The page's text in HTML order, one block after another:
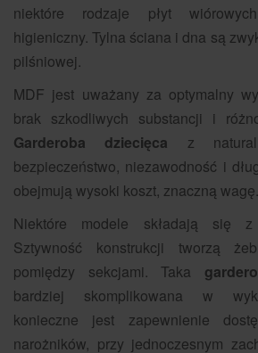
niektóre rodzaje płyt
higieniczny. Tylna ściana i dna są
pilśniowej.
MDF jest uważany za optymalny
brak szkodliwych substancji i
Garderoba dziecięca z
bezpieczeństwo, niezawodność i
obejmują wysoki koszt, znaczną wagę.
Niektóre modele składają się
Sztywność konstrukcji tworzą
pomiędzy sekcjami. Taka
bardziej skomplikowana w
konieczne jest zapewnienie
narożników, przy jednoczesnym